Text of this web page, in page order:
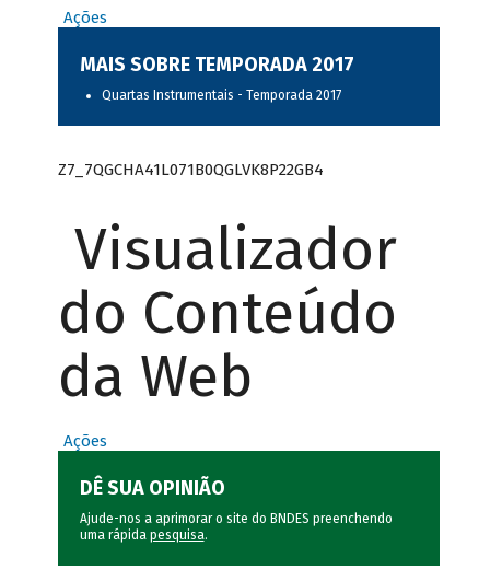
Ações
MAIS SOBRE TEMPORADA 2017
Quartas Instrumentais - Temporada 2017
Z7_7QGCHA41L071B0QGLVK8P22GB4
Visualizador
do Conteúdo
da Web
Ações
DÊ SUA OPINIÃO
Ajude-nos a aprimorar o site do BNDES preenchendo
uma rápida pesquisa.